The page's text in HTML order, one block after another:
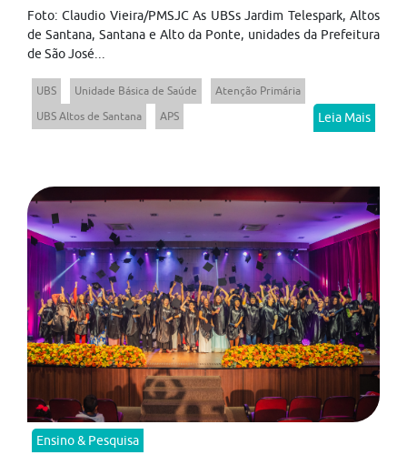
Foto: Claudio Vieira/PMSJC As UBSs Jardim Telespark, Altos
de Santana, Santana e Alto da Ponte, unidades da Prefeitura
de São José...
UBS Unidade Básica de Saúde
Atenção Primária
UBS Altos de Santana
APS Leia Mais
Ensino & Pesquisa